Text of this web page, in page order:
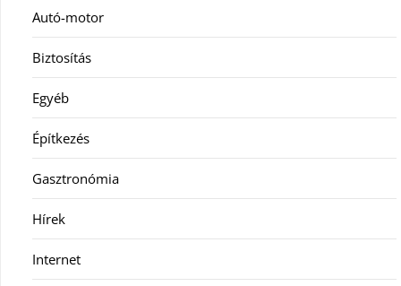
Autó-motor
Biztosítás
Egyéb
Építkezés
Gasztronómia
Hírek
Internet